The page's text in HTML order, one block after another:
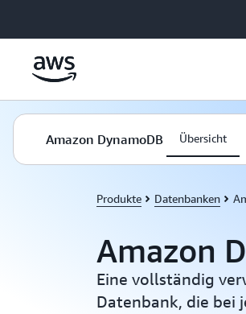
Amazon DynamoDB Übersicht
Produkte Datenbanken
Amazon
Eine vollständig
Datenbank, die bei